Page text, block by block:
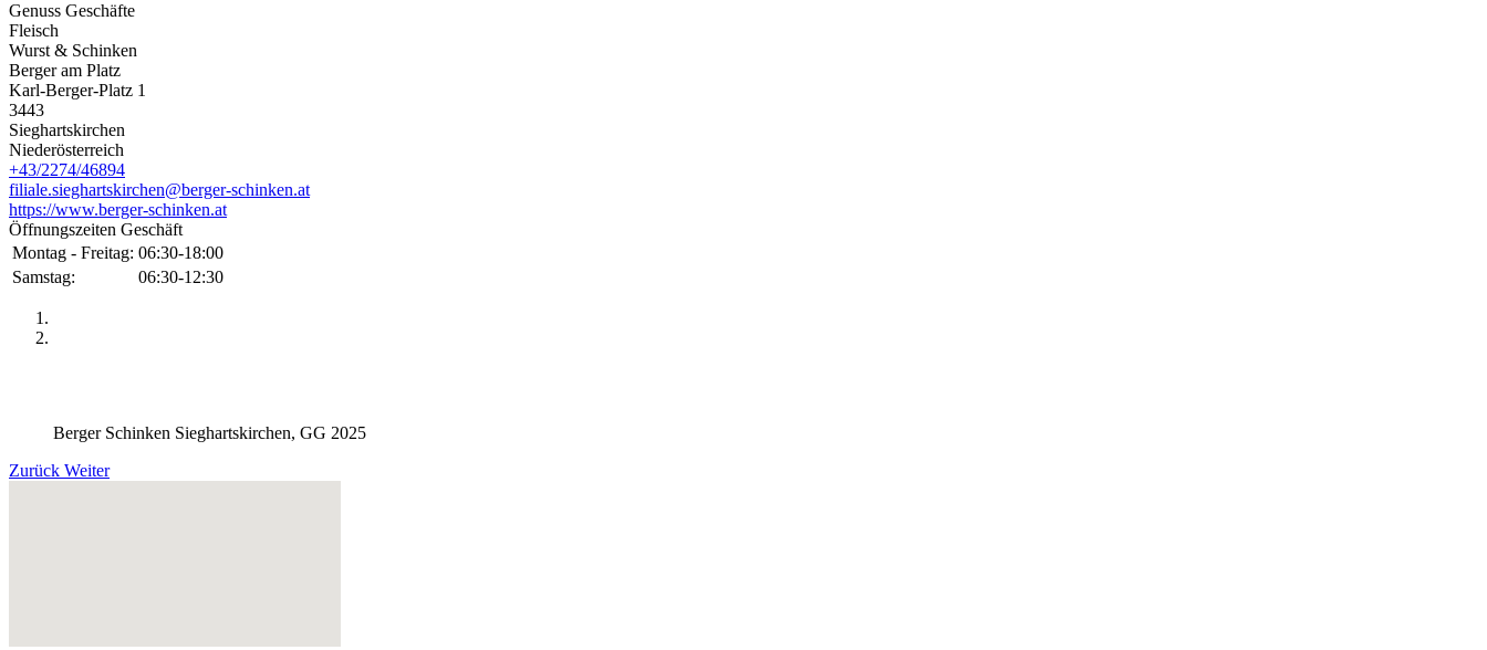
Genuss Geschäfte
Fleisch
Wurst & Schinken
Berger am Platz
Karl-Berger-Platz 1
3443
Sieghartskirchen
Niederösterreich
+43/2274/46894
filiale.sieghartskirchen@berger-schinken.at
https://www.berger-schinken.at
Öffnungszeiten Geschäft
Montag - Freitag: 06:30-18:00
Samstag:
06:30-12:30
Berger Schinken Sieghartskirchen, GG 2025
Zurück Weiter